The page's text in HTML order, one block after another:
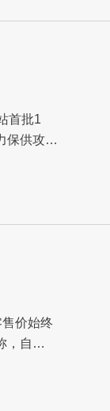
首批1
保供攻坚
价始终
，自